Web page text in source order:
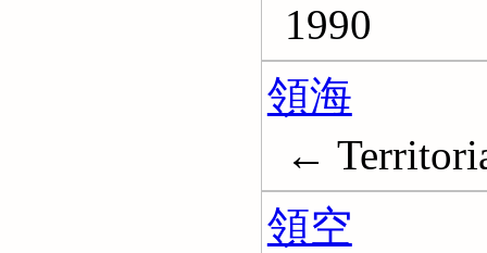
1990
領海
←
領空